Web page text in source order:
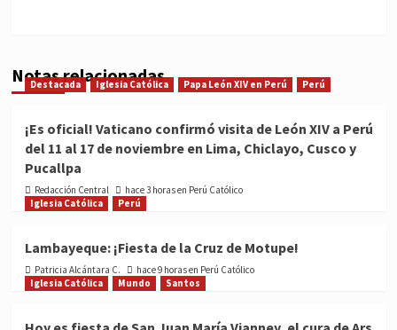
Notas relacionadas
Destacada Iglesia Católica Papa León XIV en Perú Perú
¡Es oficial! Vaticano confirmó visita de León XIV a Perú
del 11 al 17 de noviembre en Lima, Chiclayo, Cusco y
Pucallpa
Redacción Central
hace 3 horas en Perú Católico
Iglesia Católica
Perú
Lambayeque: ¡Fiesta de la Cruz de Motupe!
Patricia Alcántara C.
hace 9 horas en Perú Católico
Iglesia Católica
Mundo Santos